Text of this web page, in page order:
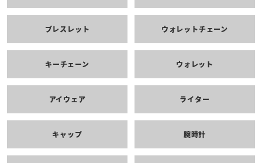
ブレスレット ウォレットチェーン
キーチェーン ウォレット
アイウェア ライター
キャップ 腕時計